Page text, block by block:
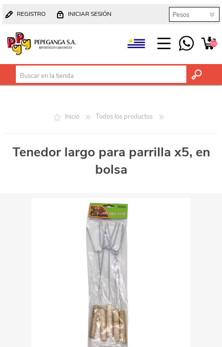
REGISTRO INICIAR SESIÓN
(0)
Inicio Todos los productos
Tenedor largo para parrilla x5, en
bolsa